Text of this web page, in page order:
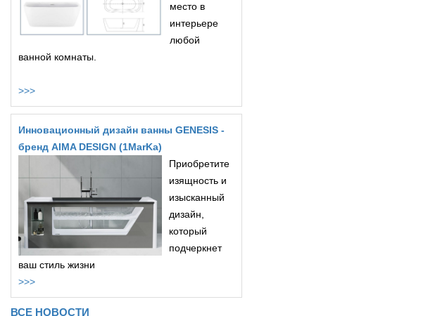
место в
интерьере
любой
ванной комнаты.
>>>
Инновационный дизайн ванны GENESIS -
бренд AIMA DESIGN (1MarKa)
Приобретите
изящность и
изысканный
дизайн,
который
подчеркнет
ваш стиль жизни
>>>
ВСЕ НОВОСТИ